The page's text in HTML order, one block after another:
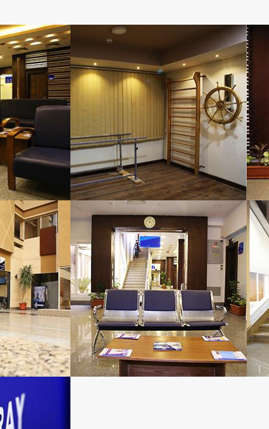
عند الوصول.
-القسطره....) على مدار 24 ساعة بالتعاون
العناية المركزة لضمان اتخاذ القرارات الصحيحة
ساعة بالإضافة إلى أطباء مقيمين في
التخصصات التالية
جراحة عامة
طب باطني
عظام
رعاية مركزة
قلب وأوعية دموية
كما نوفر خدمة المعمل والأشعة ورسم
على مدار 24 ساعة جميع أيام الأسبوع
الطوارئ.